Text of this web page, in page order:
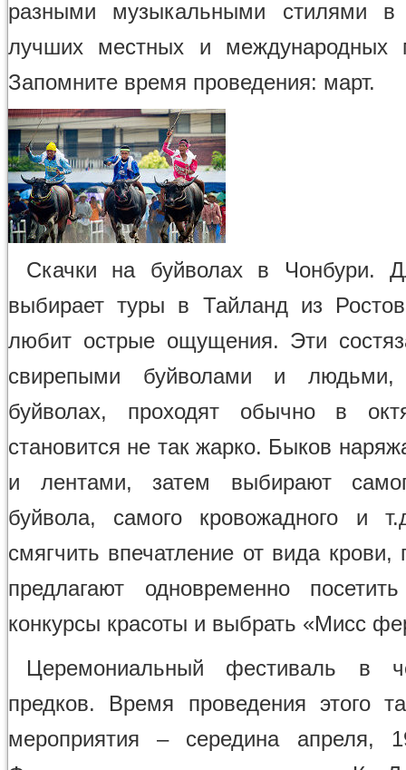
разными музыкальными стилями в
лучших местных и международных
Запомните время проведения: март.
Скачки на буйволах в Чонбури.
выбирает туры в Тайланд из
любит острые ощущения. Эти
свирепыми буйволами и людьми,
буйволах, проходят обычно в
становится не так жарко. Быков
и лентами, затем выбирают
буйвола, самого кровожадного и
смягчить впечатление от вида крови,
предлагают одновременно
конкурсы красоты и выбрать «Мисс
Церемониальный фестиваль в
предков. Время проведения этого
мероприятия – середина апреля,